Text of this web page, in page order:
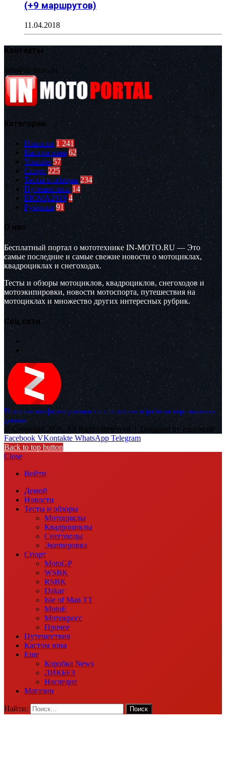
(+9 маршрутов)
11.04.2018
Контакты
info@in-moto.ru
Категории
Новости 1 241
Кастом зона 62
Youtube 57
Спорт 225
Тесты и обзоры 234
Путешествия 14
EICMA2019 4
Рубрики 91
О нас
Бесплатный портал о мототехнике IN-MOTO.RU — Это
самые последние и самые свежие новости о мотоциклах,
квадроциклах и снегоходах.
Тесты и обзоры мотоциклов, квадроциклов, снегоходов и
мотоэкипировки, новости мотоспорта, путешествия на
мотоциклах и множество других интересных рубрик.
Соц.сети
Политика конфиденциальности и политика обработки персональных
данных
© Copyright 2026, All Rights Reserved |
Designed by muvikone
Facebook VKontakte WhatsApp Telegram
Back to top button
Close
Войти
Домой
Новости
Тесты и обзоры
Мотоциклы
Квадроциклы
Снегоходы
Экипировка
Спорт
MotoGP
WSBK
RSBK
Dakar
Isle of Man TT
MotoE
Мотокросс
Прочее
Путешествия
Кастом зона
Еще
Коробка News
ЛИКБЕЗ
Наследие
Магазин
Найти: